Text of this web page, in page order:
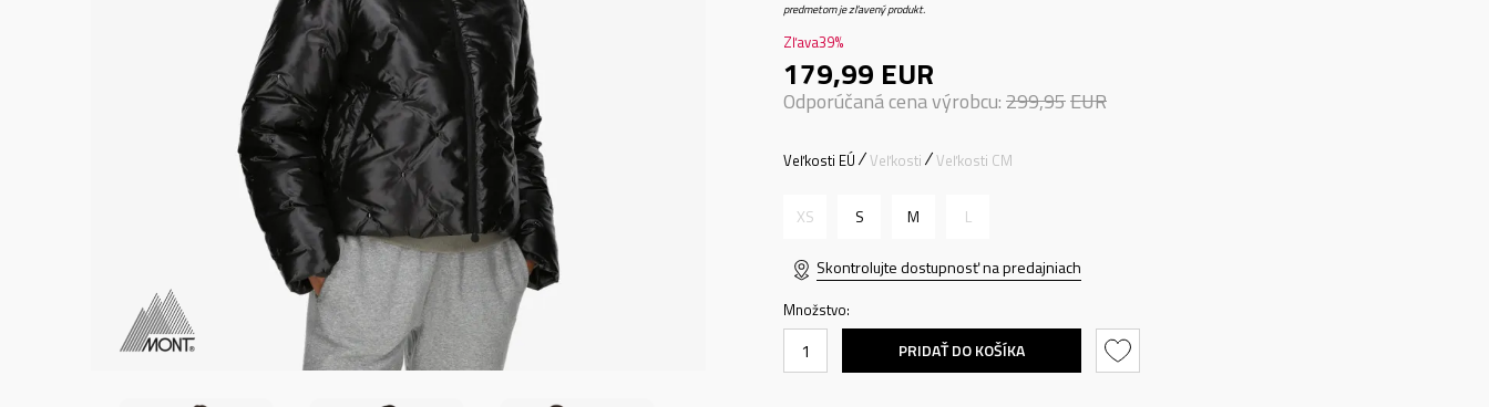
predmetom je zľavený produkt.
Zľava39%
179,99 EUR
Odporúčaná cena výrobcu:299,95EUR
Veľkosti EÚ Veľkosti Veľkosti CM
XS S M L
Skontrolujte dostupnosť na predajniach
Množstvo:
PRIDAŤ DO KOŠÍKA